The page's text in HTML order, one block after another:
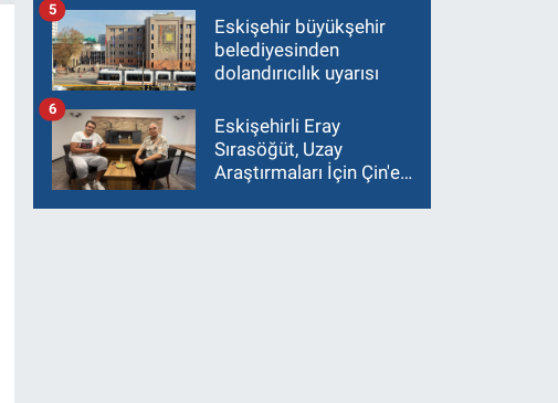
Eskişehir büyükşehir
belediyesinden
dolandırıcılık uyarısı
5
Eskişehirli Eray
Sırasöğüt, Uzay
Araştırmaları İçin Çin'e
6